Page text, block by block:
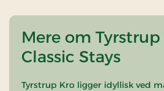
Mere om Tyrstrup
Classic Stays
Tyrstrup Kro ligger idyllisk ved